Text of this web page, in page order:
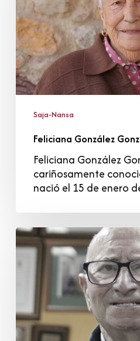
Saja-Nansa
Feliciana González
Feliciana González
cariñosamente
nació el 15 de enero
José
Miguel
Guerra
Revuelta